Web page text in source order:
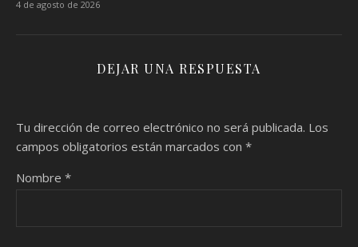
4 de agosto de 2026
DEJAR UNA RESPUESTA
Tu dirección de correo electrónico no será publicada. Los
campos obligatorios están marcados con *
Nombre *